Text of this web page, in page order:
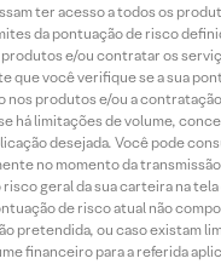
ter acesso a todos os
da pontuação de risco
e/ou contratar os
que você verifique se a sua
nos produtos e/ou a
há limitações de volume,
desejada. Você pode
no momento da transmissão
geral da sua carteira na
de risco atual não
pretendida, ou caso existam
financeiro para a referida